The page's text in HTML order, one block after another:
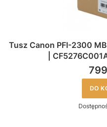
Tusz Canon PFI-2300
|
DO